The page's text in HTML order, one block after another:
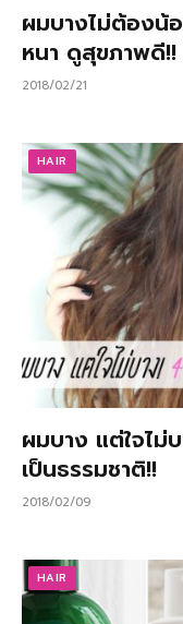
ผมบางไม่ต้องน้
หนา ดูสุขภาพดี!!
2018/02/21
HAIR
ผมบาง แต่ใจไม่
เป็นธรรมชาติ!!
2018/02/09
HAIR